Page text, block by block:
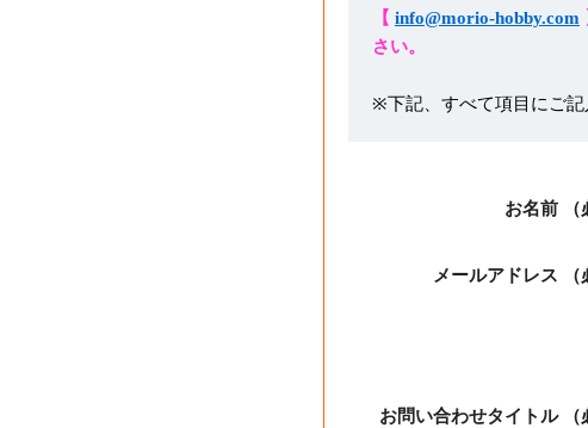
【 info@morio-hobby.com
さい。
※下記、すべて項目にご記
お名前
メールアドレス
お問い合わせタイトル